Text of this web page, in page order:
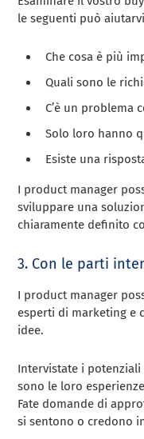
le seguenti può
Che cosa è più
Quali sono le
C’è un problema
Solo loro hanno
Esiste una
I product manager
sviluppare una
chiaramente definito
3. Con le parti
I product manager
esperti di marketing e
idee.
Intervistate i
sono le loro
Fate domande di
si sentono o credono